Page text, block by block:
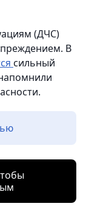
(ДЧС)
В
сильный